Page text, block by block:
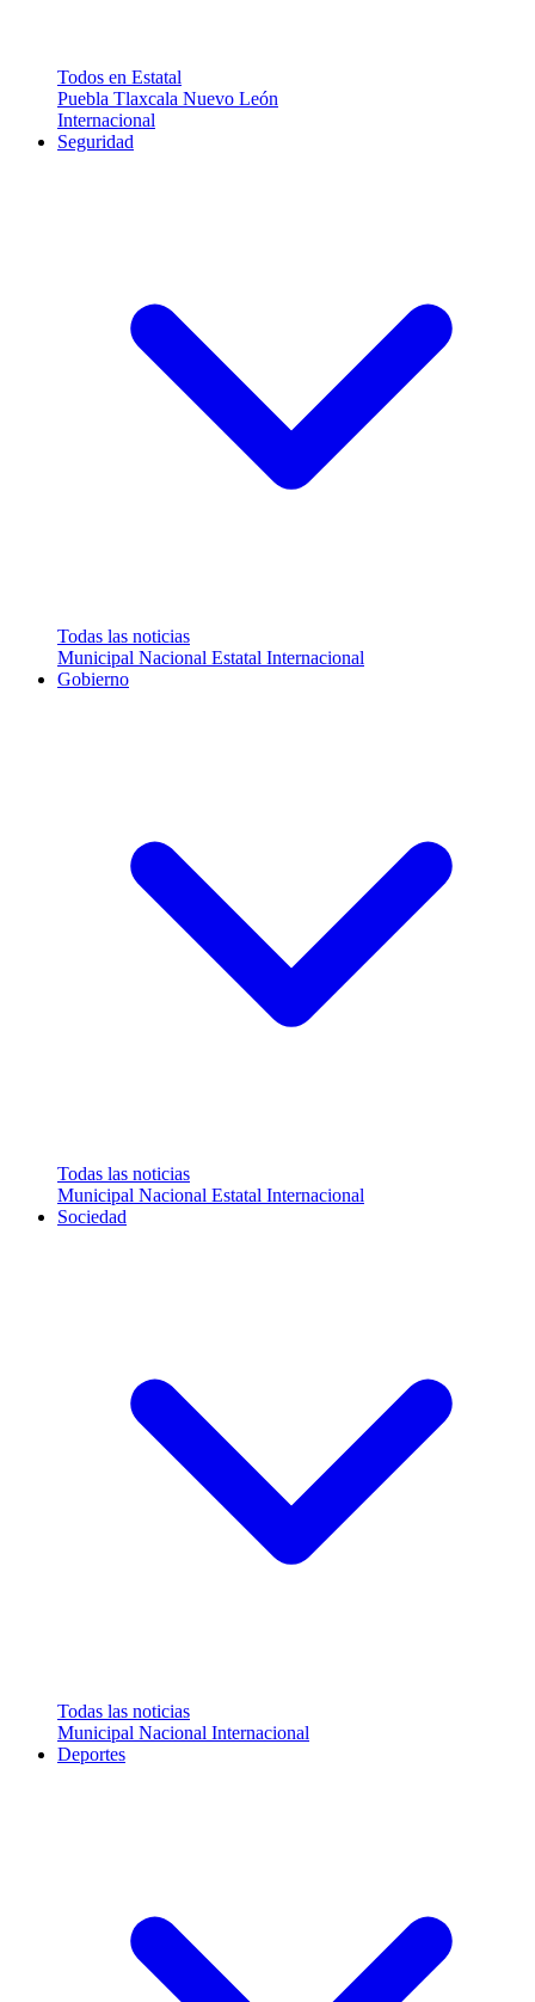
Todos en Estatal
Puebla Tlaxcala Nuevo León
Internacional
Seguridad
Todas las noticias
Municipal Nacional Estatal Internacional
Gobierno
Todas las noticias
Municipal Nacional Estatal Internacional
Sociedad
Todas las noticias
Municipal Nacional Internacional
Deportes